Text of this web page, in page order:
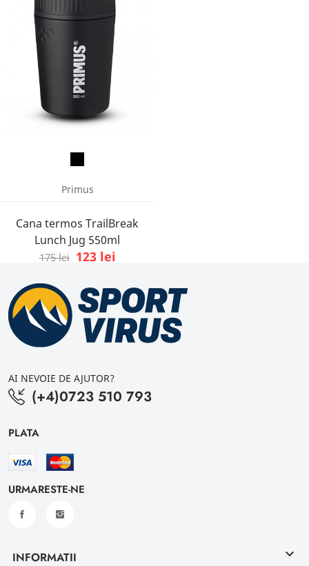
Primus
Cana termos TrailBreak
Lunch Jug 550ml
175 lei 123 lei
AI NEVOIE DE AJUTOR?
(+4)0723 510 793
PLATA
URMARESTE-NE
INFORMATII keyboard_arrow_down